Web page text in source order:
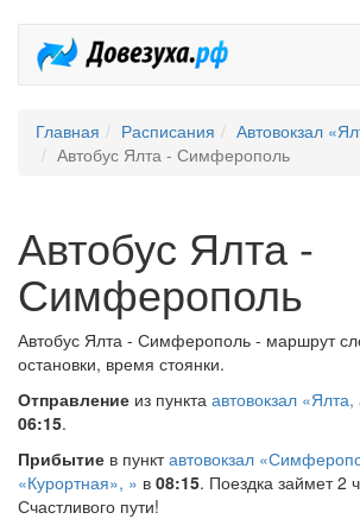
Главная Расписания
Автовокзал
Автобус Ялта - Симферополь
Автобус Ялта -
Симферополь
Автобус Ялта - Симферополь - маршрут
остановки, время стоянки.
Отправление из пункта автовокзал «Ялта,
06:15.
Прибытие в пунктавтовокзал
«Курортная», » в 08:15. Поездка займет 2
Счастливого пути!